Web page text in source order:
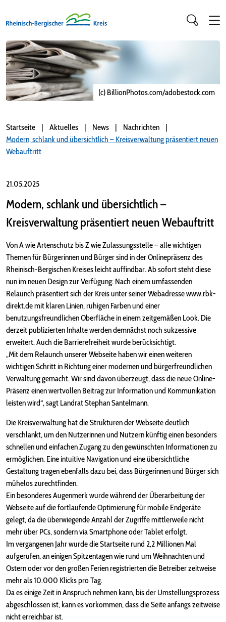
(c) BillionPhotos.com/adobestock.com
Startseite Aktuelles News
Nachrichten
Modern, schlank und übersichtlich – Kreisverwaltung präsentiert neuen
Webauftritt
21.05.2025
Modern, schlank und übersichtlich –
Kreisverwaltung präsentiert neuen Webauftritt
Von A wie Artenschutz bis Z wie Zulassungsstelle – alle wichtigen
Themen für Bürgerinnen und Bürger sind in der Onlinepräsenz des
Rheinisch-Bergischen Kreises leicht auffindbar. Ab sofort steht diese
nun im neuen Design zur Verfügung: Nach einem umfassenden
Relaunch präsentiert sich der Kreis unter seiner Webadresse www.rbk-
direkt.de mit klaren Linien, ruhigen Farben und einer
benutzungsfreundlichen Oberfläche in einem zeitgemäßen Look. Die
derzeit publizierten Inhalte werden demnächst noch sukzessive
erweitert. Auch die Barrierefreiheit wurde berücksichtigt.
„Mit dem Relaunch unserer Webseite haben wir einen weiteren
wichtigen Schritt in Richtung einer modernen und bürgerfreundlichen
Verwaltung gemacht. Wir sind davon überzeugt, dass die neue Online-
Präsenz einen wertvollen Beitrag zur Information und Kommunikation
leisten wird“, sagt Landrat Stephan Santelmann.
Die Kreisverwaltung hat die Strukturen der Webseite deutlich
verschlankt, um den Nutzerinnen und Nutzern künftig einen besonders
schnellen und einfachen Zugang zu den gewünschten Informationen zu
ermöglichen. Eine intuitive Navigation und eine übersichtliche
Gestaltung tragen ebenfalls dazu bei, dass Bürgerinnen und Bürger sich
mühelos zurechtfinden.
Ein besonderes Augenmerk wurde während der Überarbeitung der
Webseite auf die fortlaufende Optimierung für mobile Endgeräte
gelegt, da die überwiegende Anzahl der Zugriffe mittlerweile nicht
mehr über PCs, sondern via Smartphone oder Tablet erfolgt.
Im vergangenen Jahr wurde die Startseite rund 2,2 Millionen Mal
aufgerufen, an einigen Spitzentagen wie rund um Weihnachten und
Ostern oder vor den großen Ferien registrierten die Betreiber zeitweise
mehr als 10.000 Klicks pro Tag.
Da es einige Zeit in Anspruch nehmen kann, bis der Umstellungsprozess
abgeschlossen ist, kann es vorkommen, dass die Seite anfangs zeitweise
nicht erreichbar ist.